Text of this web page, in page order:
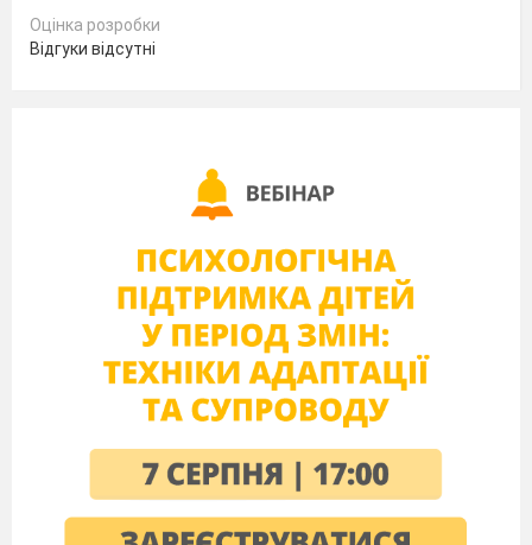
нею. Підготовчі графічні вправи.
словами, протилежними за
Опрацювання тексту за
Письмо великої букви Й, складів і
Списування з друкованого тексту
Звук[х], позначення його буквами
буквений аналіз слів, словниково-
вправи. Читання складів, слів.
тексту М.Заєць «Світлофор»
Письмо малої букви х, складів і слів
Оцінка розробки
Відгуки відсутні